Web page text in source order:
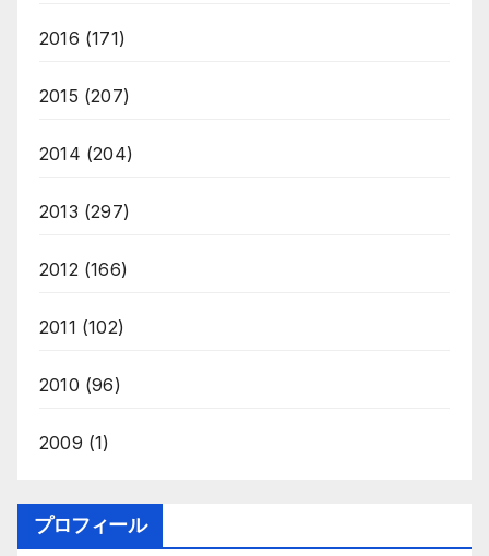
2016 (171)
2015 (207)
2014 (204)
2013 (297)
2012(166)
2011 (102)
2010 (96)
2009 (1)
プロフィール